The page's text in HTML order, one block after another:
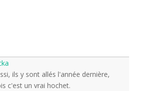
ils y sont allés l'année dernière,
c'est un vrai hochet.